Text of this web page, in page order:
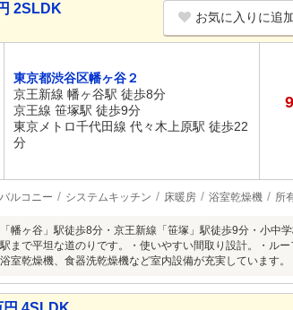
2SLDK
お気に入りに追
東京都渋谷区幡ヶ谷２
京王新線 幡ヶ谷駅 徒歩8分
京王線 笹塚駅 徒歩9分
東京メトロ千代田線 代々木上原駅 徒歩22
分
ルコニー システムキッチン 床暖房 浴室乾燥機 所
「幡ヶ谷」駅徒歩8分・京王新線「笹塚」駅徒歩9分・小
まで平坦な道のりです。・使いやすい間取り設計。・ル
室乾燥機、食器洗乾燥機など室内設備が充実しています。